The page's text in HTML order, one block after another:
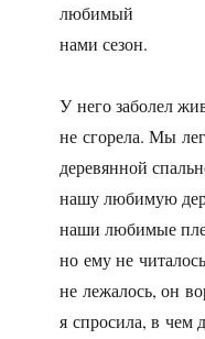
любимый
нами сезон.
У него заболел
не сгорела. Мы
деревянной
нашу любимую
наши любимые
но ему не
не лежалось, он
я спросила, в чем